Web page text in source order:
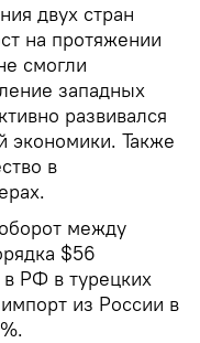
двух стран
на протяжении
смогли
западных
развивался
экономики. Также
в
между
$56
в РФ в турецких
из России в